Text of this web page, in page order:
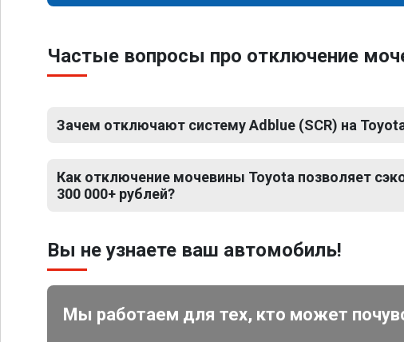
Частые вопросы про отключение
Зачем отключают систему Adblue (SCR) на
Как отключение мочевины Toyota позволяет
300 000+ рублей?
Вы не узнаете ваш автомобиль!
Мы работаем для тех, кто может